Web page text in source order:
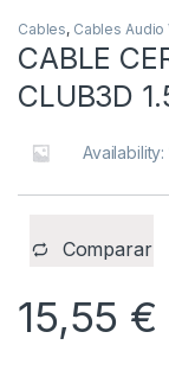
Cables, Cables Audio
CABLE
CLUB3D
Availability:
Comparar
15,55 €